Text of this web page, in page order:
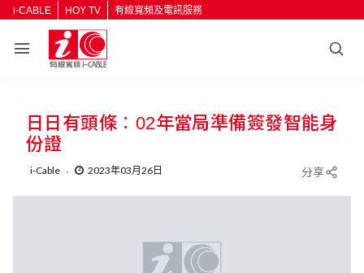
i-CABLE HOY TV 有線寬頻及電訊服務
返回
按輸入鍵開始搜尋
日日有頭條︰02年當局準備簽發智能身
份證
i-Cable 2023年03月26日 分享